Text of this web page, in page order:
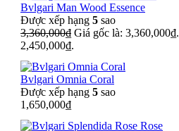
Bvlgari Man Wood Essence
Được xếp hạng 5 sao
3,360,000₫ Giá gốc là: 3,360,000₫.
2,450,000₫.
Bvlgari Omnia Coral
Được xếp hạng 5 sao
1,650,000₫